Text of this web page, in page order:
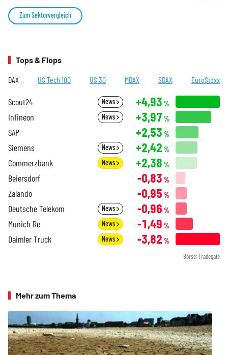
Zum Sektorvergleich
Tops & Flops
DAX US Tech 100 US 30 MDAX SDAX EuroStoxx
Scout24 News +4,93 %
Infineon News +3,97 %
SAP +2,53 %
Siemens News +2,42 %
Commerzbank News +2,38 %
Beiersdorf -0,83 %
Zalando -0,95 %
Deutsche Telekom News -0,96 %
Munich Re News -1,49 %
Daimler Truck News -3,82 %
Börse: Tradegate
Mehr zum Thema